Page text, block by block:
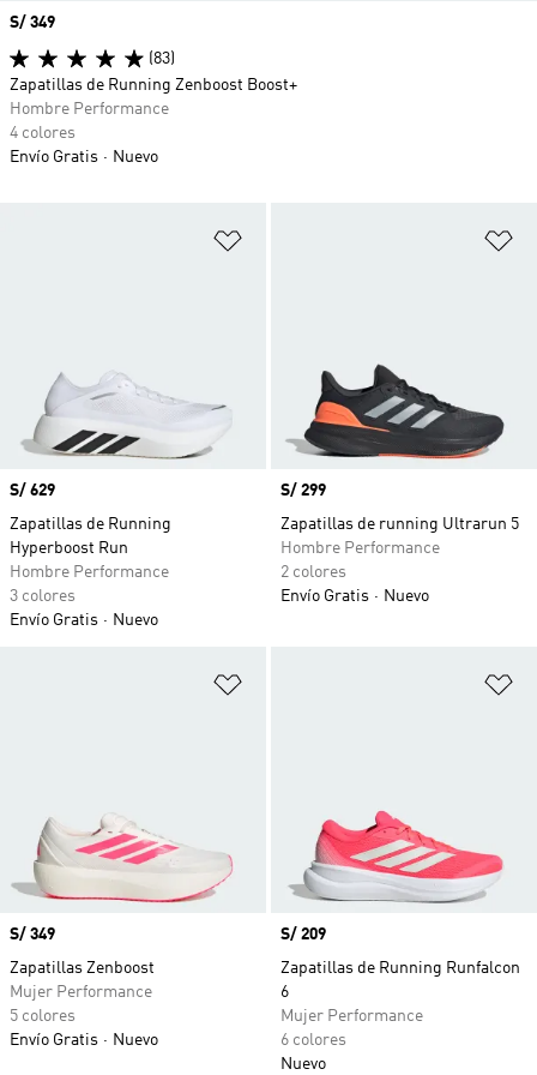
Precio
S/ 629
Zapatillas de Running
Hyperboost Run
Hombre Performance
3 colores
Envío Gratis
Nuevo
Precio
S/ 299
Zapatillas de running Ultrarun 5
Hombre Performance
2 colores
Envío Gratis
Nuevo
Precio
S/ 349
Zapatillas Zenboost
Mujer Performance
5 colores
Envío Gratis
Nuevo
Precio
S/ 209
Zapatillas de Running Runfalcon
6
Mujer Performance
6 colores
Nuevo
Precio
S/ 349
(83)
Zapatillas de Running Zenboost Boost+
Hombre Performance
4 colores
Envío Gratis
Nuevo